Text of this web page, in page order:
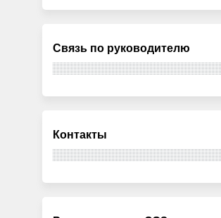
Связь по руководителю
Контакты